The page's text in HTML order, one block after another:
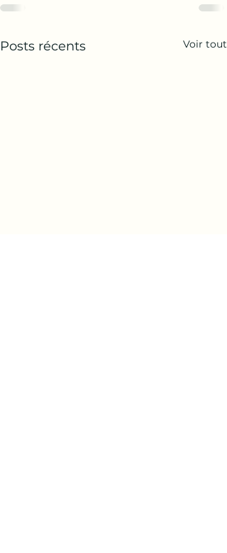
Posts récents Voir tout